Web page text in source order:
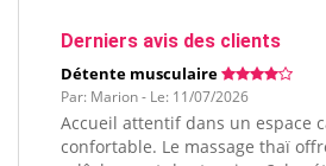
Derniers avis des clients
Détente musculaire
Par: Marion - Le: 11/07/2026
Accueil attentif dans un espace
confortable. Le massage thaï